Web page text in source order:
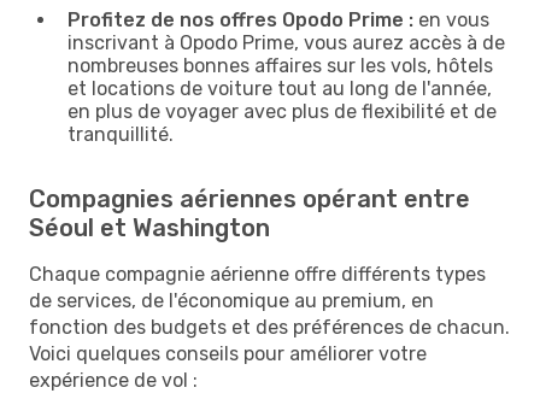
Profitez de nos offres Opodo Prime : en vous
inscrivant à Opodo Prime, vous aurez accès à de
nombreuses bonnes affaires sur les vols, hôtels
et locations de voiture tout au long de l'année,
en plus de voyager avec plus de flexibilité et de
tranquillité.
Compagnies aériennes opérant entre
Séoul et Washington
Chaque compagnie aérienne offre différents types
de services, de l'économique au premium, en
fonction des budgets et des préférences de chacun.
Voici quelques conseils pour améliorer votre
expérience de vol :